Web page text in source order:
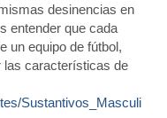
desinencias en
entender que cada
un equipo de fútbol,
las características de
Sustantivos_Masculi